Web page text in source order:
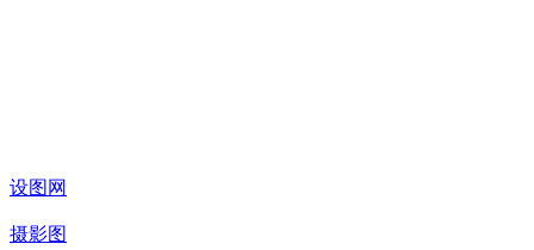
设图网
摄影图